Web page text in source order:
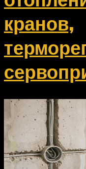
кранов,